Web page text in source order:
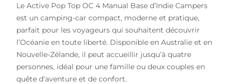
Le Active Pop Top OC 4 Manual Base d’Indie Campers
est un camping-car compact, moderne et pratique,
parfait pour les voyageurs qui souhaitent découvrir
l’Océanie en toute liberté. Disponible en Australie et en
Nouvelle-Zélande, il peut accueillir jusqu’à quatre
personnes, idéal pour une famille ou deux couples en
quête d’aventure et de confort.